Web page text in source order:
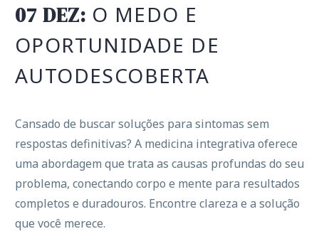
07 DEZ: O MEDO E
OPORTUNIDADE DE
AUTODESCOBERTA
Cansado de buscar soluções para sintomas sem
respostas definitivas? A medicina integrativa oferece
uma abordagem que trata as causas profundas do seu
problema, conectando corpo e mente para resultados
completos e duradouros. Encontre clareza e a solução
que você merece.